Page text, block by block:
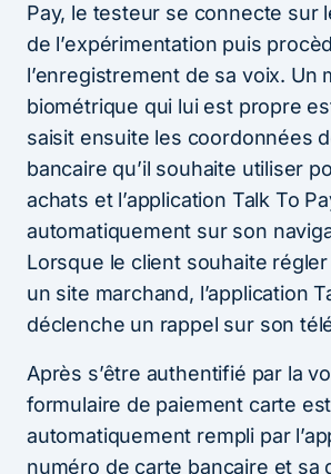
Pay, le testeur se connecte sur
de l’expérimentation puis
l’enregistrement de sa voix. Un
biométrique qui lui est propre
saisit ensuite les coordonnées
bancaire qu’il souhaite utiliser
achats et l’application Talk To
automatiquement sur son
Lorsque le client souhaite
un site marchand, l’application
déclenche un rappel sur son
Après s’être authentifié par la
formulaire de paiement carte est
automatiquement rempli par
numéro de carte bancaire et sa